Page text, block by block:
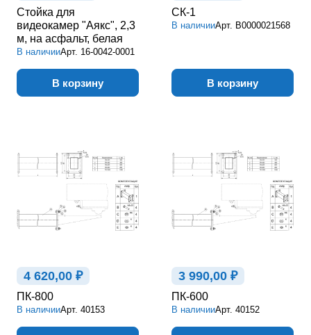
Стойка для
видеокамер "Аякс", 2,3
м, на асфальт, белая
В наличииАрт. 16-0042-0001
В корзину
СК-1
В наличииАрт. В0000021568
В корзину
4 620,00 ₽
ПК-800
В наличииАрт. 40153
3 990,00 ₽
ПК-600
В наличииАрт. 40152